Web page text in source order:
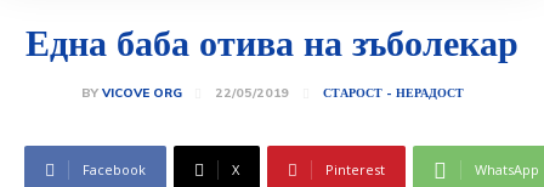
Една баба отива на зъболекар
BY VICOVE ORG 22/05/2019 СТАРОСТ - НЕРАДОСТ
Facebook X Pinterest WhatsApp